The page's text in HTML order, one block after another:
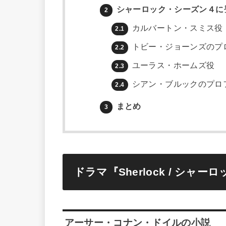
2 シャーロック・シーズン４
2.1 カルバートン・スミス役
2.2 トビー・ジョーンズのプ
2.3 ユーラス・ホームズ役
2.4 シアン・ブルックのプロ
3 まとめ
ドラマ『Sherlock / シャーロ
アーサー・コナン・ドイルの小説